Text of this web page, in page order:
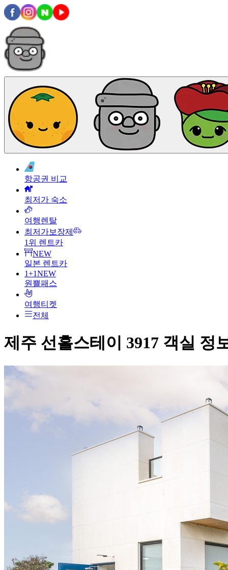
항공권 비교
최저가 숙소
여행렌탈
최저가보장제
1위 렌트카
NEW
일본 렌트카
1+1NEW
원쁠패스
여행티켓
전체
제주 선흘스테이 3917 객실 정